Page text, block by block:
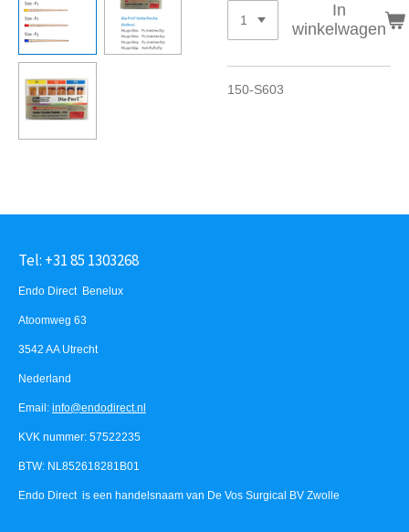
In
winkelwagen
150-S603
Tel: +31 85 1303268
Endo Direct Benelux
Atoomweg 63
3542 AA Utrecht
Nederland
Email: info@endodirect.nl
KVK nummer: 57522235
BTW: NL852618281B01
Endo Direct is een handelsnaam van De Vos Surgical BV Zwolle